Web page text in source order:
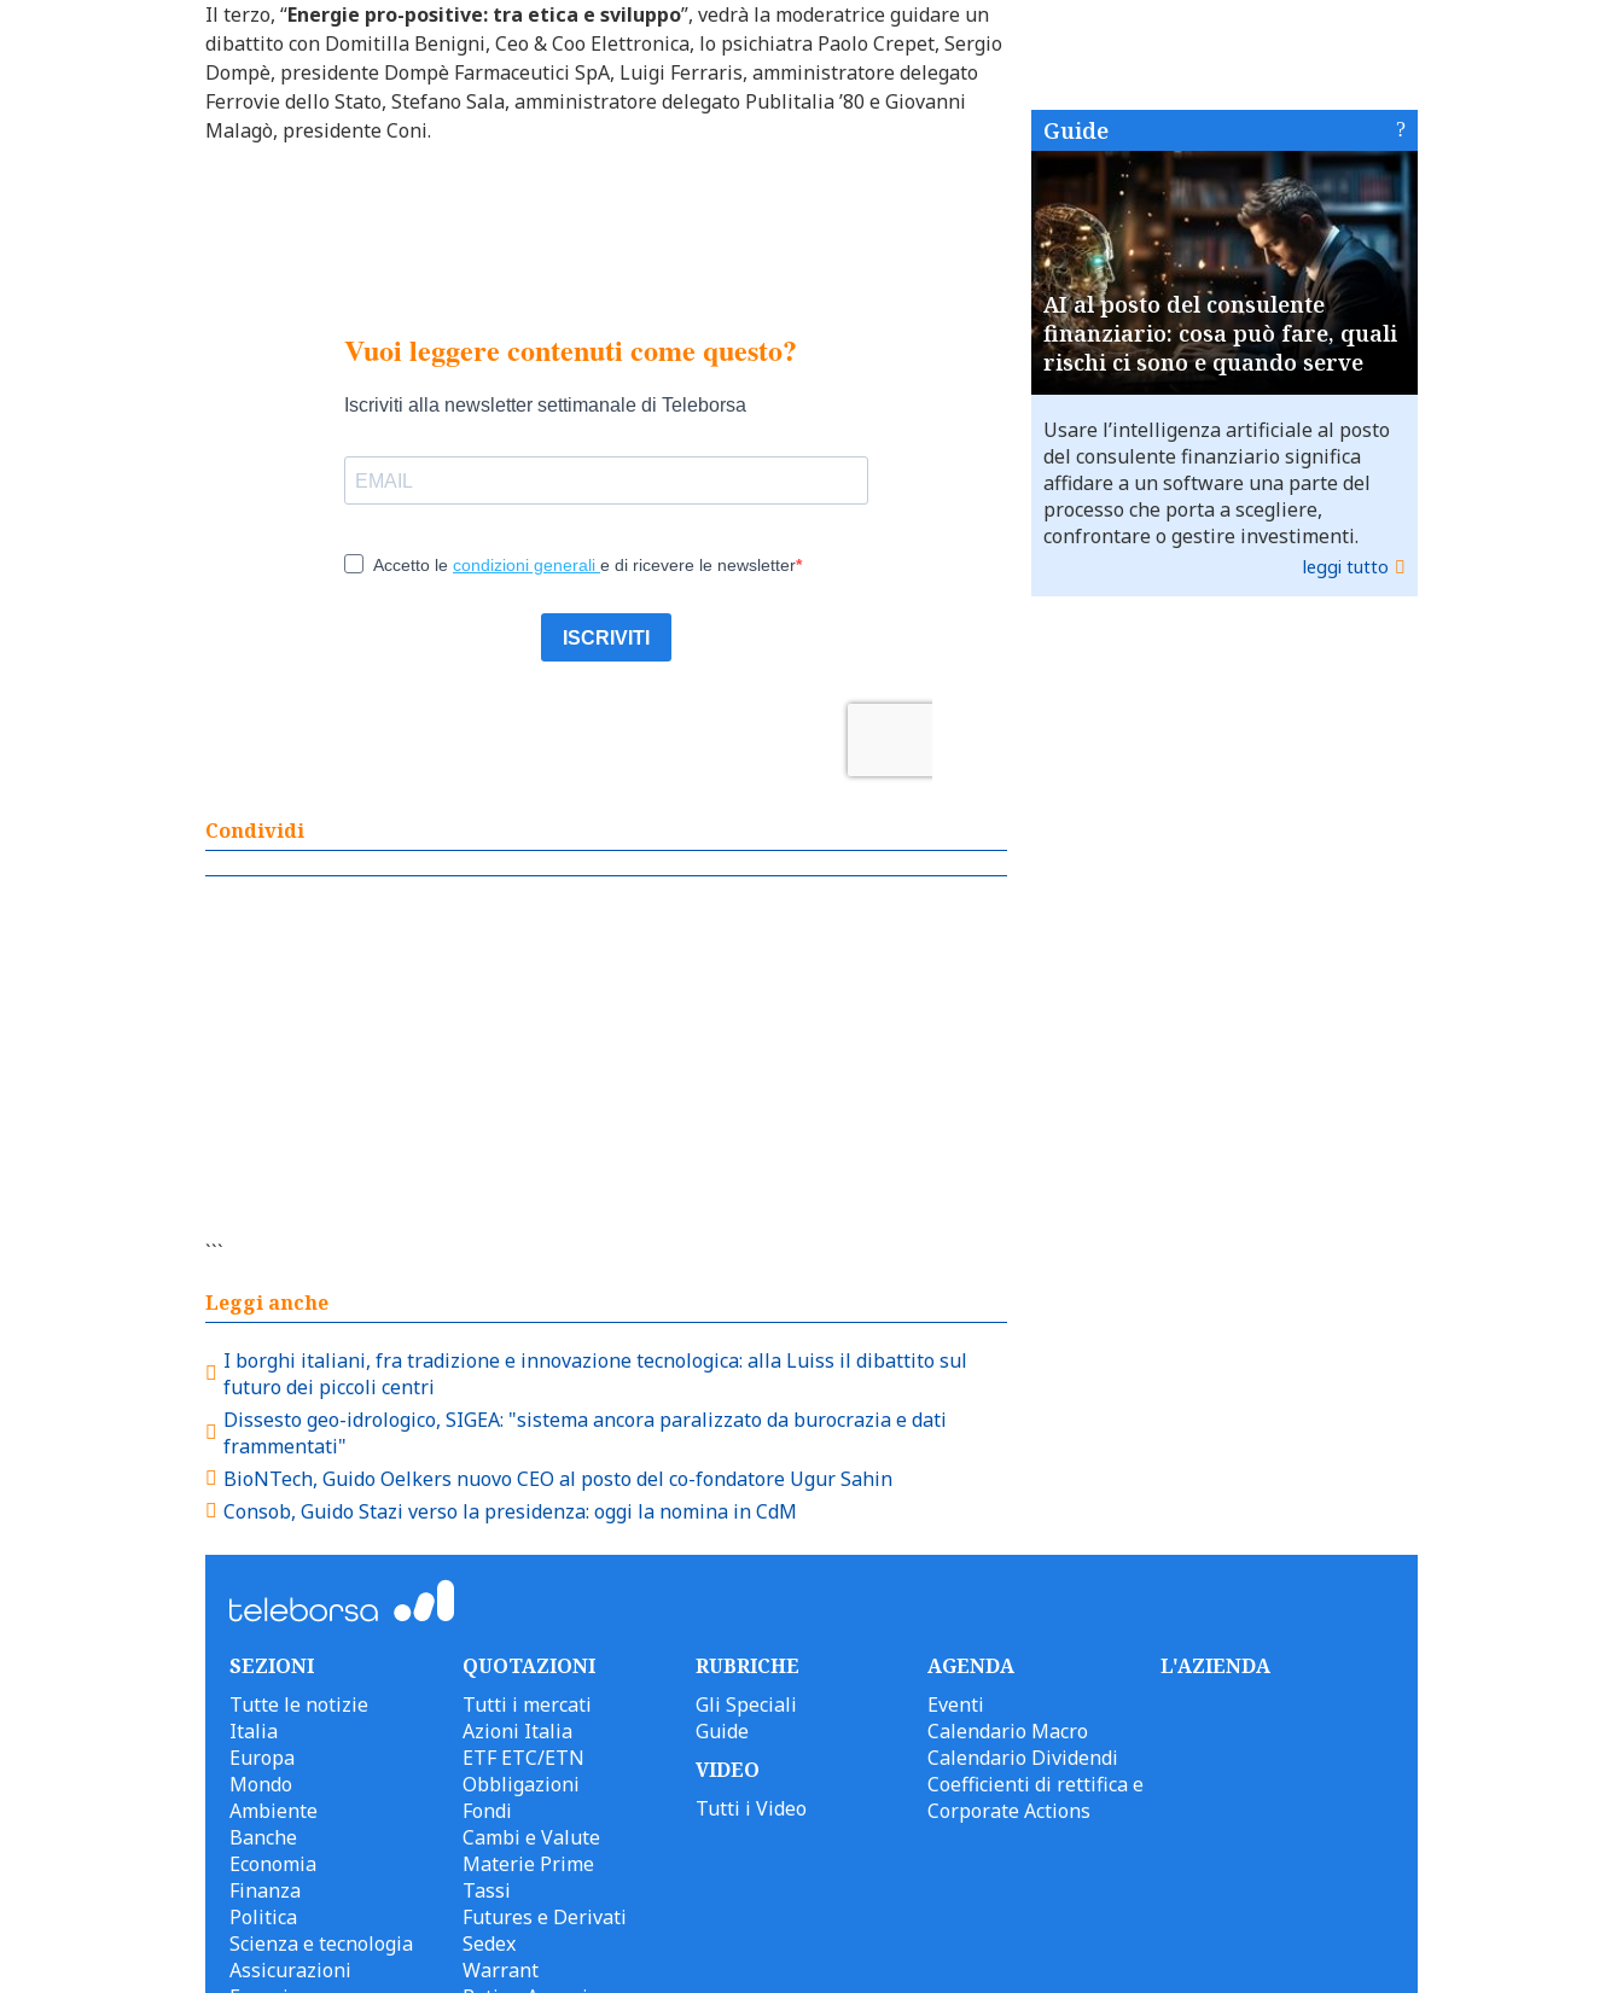
Il terzo, “Energie pro-positive: tra etica e sviluppo”, vedrà la moderatrice guidare un
dibattito con Domitilla Benigni, Ceo & Coo Elettronica, lo psichiatra Paolo Crepet, Sergio
Dompè, presidente Dompè Farmaceutici SpA, Luigi Ferraris, amministratore delegato
Ferrovie dello Stato, Stefano Sala, amministratore delegato Publitalia ’80 e Giovanni
Malagò, presidente Coni.
Condividi
```
Leggi anche
I borghi italiani, fra tradizione e innovazione tecnologica: alla Luiss il dibattito sul
futuro dei piccoli centri
Dissesto geo-idrologico, SIGEA: "sistema ancora paralizzato da burocrazia e dati
frammentati"
BioNTech, Guido Oelkers nuovo CEO al posto del co-fondatore Ugur Sahin
Consob, Guido Stazi verso la presidenza: oggi la nomina in CdM
Guide
AI al posto del consulente
finanziario: cosa può fare, quali
rischi ci sono e quando serve
Usare l’intelligenza artificiale al posto
del consulente finanziario significa
affidare a un software una parte del
processo che porta a scegliere,
confrontare o gestire investimenti.
leggi tutto
SEZIONI
Tutte le notizie
Italia
Europa
Mondo
Ambiente
Banche
Economia
Finanza
Politica
Scienza e tecnologia
Assicurazioni
QUOTAZIONI
Tutti i mercati
Azioni Italia
ETF ETC/ETN
Obbligazioni
Fondi
Cambi e Valute
Materie Prime
Tassi
Futures e Derivati
Sedex
Warrant
RUBRICHE
Gli Speciali
Guide
VIDEO
Tutti i Video
AGENDA
Eventi
Calendario Macro
Calendario Dividendi
Coefficienti di rettifica e
Corporate Actions
L'AZIENDA